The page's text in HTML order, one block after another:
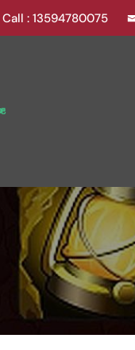
Call : 13594780075